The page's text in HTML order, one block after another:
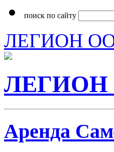
поиск по сайту
ЛЕГИОН
Аренда